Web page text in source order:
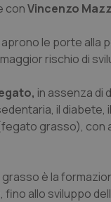
conVincenzo
le porte alla
rischio di
in assenza di
il
grasso), con
è la
allo sviluppo